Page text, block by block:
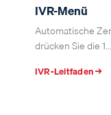
IVR-Menü
Automatische
drücken Sie die
IVR-Leitfaden →